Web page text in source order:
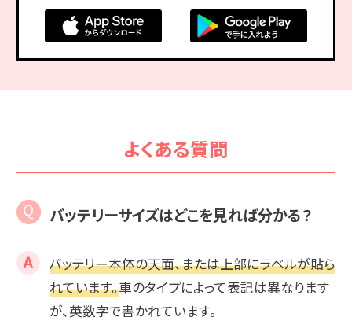
よくある質問
バッテリーサイズはどこを見れば分かる？
バッテリー本体の天面、または上部にラベルが貼ら
れています。車のタイプによって表記は異なります
が、英数字で書かれています。